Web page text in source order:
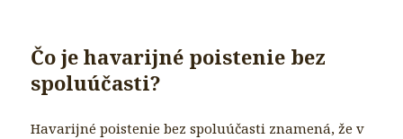
Čo je havarijné poistenie bez
spoluúčasti?
Havarijné poistenie bez spoluúčasti znamená, že v